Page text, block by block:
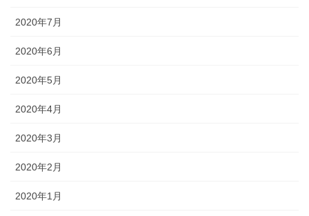
2020年7月
2020年6月
2020年5月
2020年4月
2020年3月
2020年2月
2020年1月